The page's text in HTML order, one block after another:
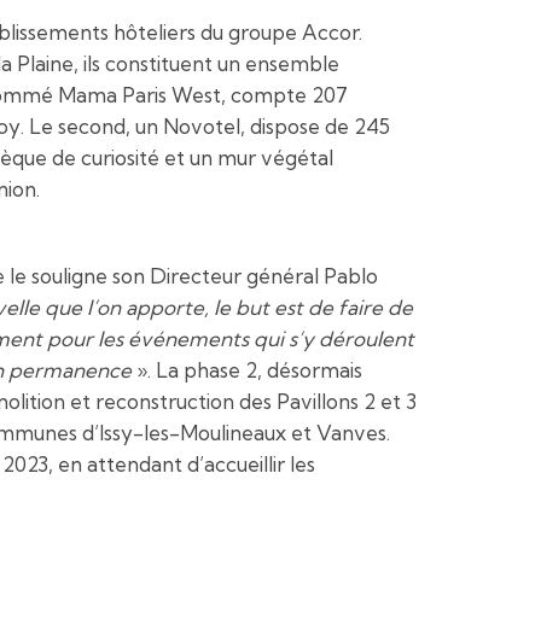
hôteliers du groupe Accor.
Plaine, ils constituent un ensemble
Mama Paris West, compte 207
Le second, un Novotel, dispose de 245
de curiosité et un mur végétal
souligne son Directeur général Pablo
que l’on apporte, le but est de faire de
pour les événements qui s’y déroulent
permanence». La phase 2, désormais
et reconstruction des Pavillons 2 et 3
d’Issy-les-Moulineaux et Vanves.
en attendant d’accueillir les